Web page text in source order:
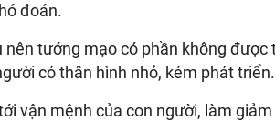
đoán.
nên tướng mạo có phần không
có thân hình nhỏ, kém phát triển.
vận mệnh của con người, làm